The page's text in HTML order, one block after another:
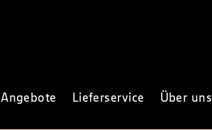
Angebote Lieferservice Über uns